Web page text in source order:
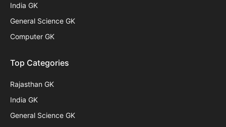
India GK
General Science GK
Computer GK
Top Categories
Rajasthan GK
India GK
General Science GK